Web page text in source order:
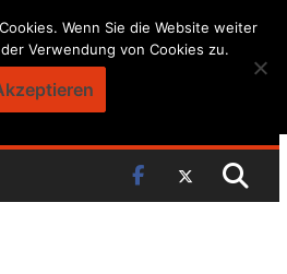
Wenn Sie die Website weiter
Verwendung von Cookies zu.